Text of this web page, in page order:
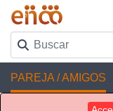
PAREJA / AMIGOS